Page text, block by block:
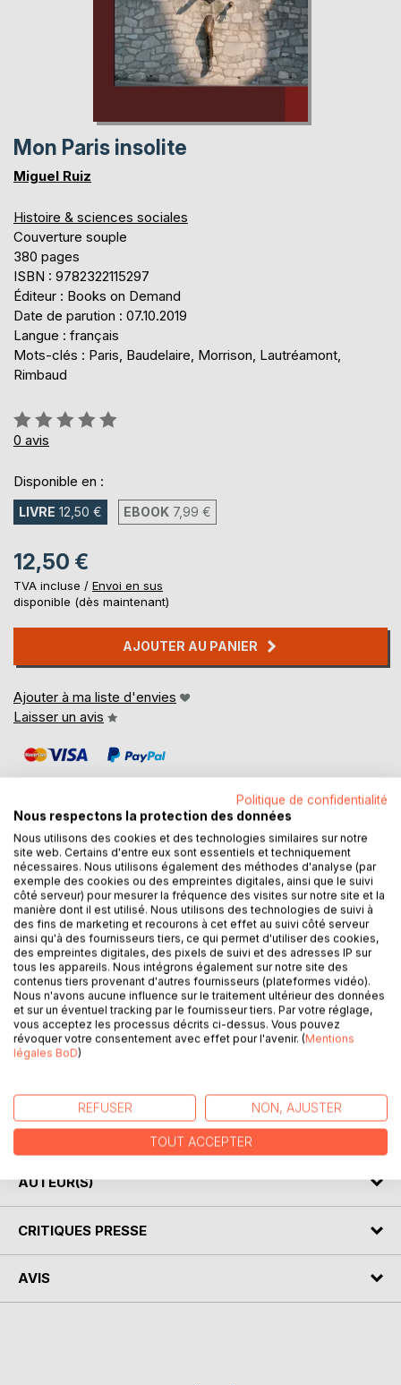
Mon Paris insolite
Miguel Ruiz
Histoire & sciences sociales
Couverture souple
380 pages
ISBN : 9782322115297
Éditeur : Books on Demand
Date de parution : 07.10.2019
Langue : français
Mots-clés : Paris, Baudelaire, Morrison, Lautréamont,
Rimbaud
Évaluation:
0%
0 avis
Disponible en :
LIVRE 12,50 € EBOOK 7,99 €
12,50 €
TVA incluse / Envoi en sus
disponible (dès maintenant)
AJOUTER AU PANIER
Ajouter à ma liste d'envies
Laisser un avis
DESCRIPTION
Espagnol la première moitié de sa vie, français durant la
deuxième et ayant depuis peu acquis la double nationalité,
Miguel Ruiz ne se reconnaît aucune patrie. Ou plutôt si,
deux : le monde et Paname !
Laissez-vous donc guider à travers les âges et les pages
de son "Paris insolite" (lieux et personnages célèbres,
emblématiques ou incongrus; figures artistiques - Charles
Baudelaire, Jim Morrison, Lautréamont, Arthur Rimbaud... -,
historiques ou littéraires...). Et n'ayez crainte : l'auteur
10ème arrondissement -, un jour béni du siècle dernier...
www.miguelsydruiz.jimdo.com
AUTEUR(S)
CRITIQUES PRESSE
AVIS
Politique de confidentialité
Nous respectons la protection des données
Nous utilisons des cookies et des technologies similaires sur notre
site web. Certains d'entre eux sont essentiels et techniquement
nécessaires. Nous utilisons également des méthodes d'analyse (par
exemple des cookies ou des empreintes digitales, ainsi que le suivi
côté serveur) pour mesurer la fréquence des visites sur notre site et la
manière dont il est utilisé. Nous utilisons des technologies de suivi à
des fins de marketing et recourons à cet effet au suivi côté serveur
ainsi qu'à des fournisseurs tiers, ce qui permet d'utiliser des cookies,
des empreintes digitales, des pixels de suivi et des adresses IP sur
tous les appareils. Nous intégrons également sur notre site des
contenus tiers provenant d'autres fournisseurs (plateformes vidéo).
Nous n'avons aucune influence sur le traitement ultérieur des données
et sur un éventuel tracking par le fournisseur tiers. Par votre réglage,
vous acceptez les processus décrits ci-dessus. Vous pouvez
révoquer votre consentement avec effet pour l'avenir. (Mentions
légales BoD)
REFUSER NON, AJUSTER
TOUT ACCEPTER